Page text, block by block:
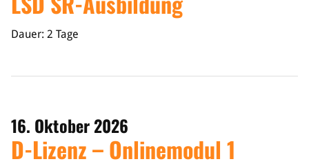
Dauer: 2 Tage
16. Oktober 2026
D-Lizenz – Onlinemodul 1